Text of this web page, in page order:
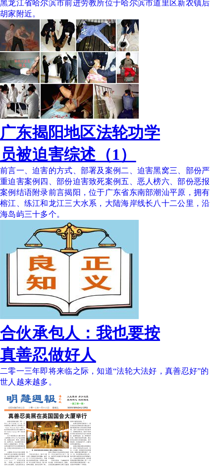
黑龙江省哈尔滨市前进劳教所位于哈尔滨市道里区新农镇后
胡家附近。
广东揭阳地区法轮功学
员被迫害综述（1）
前言一、迫害的方式、部署及案例二、迫害黑窝三、部份严
重迫害案例四、部份迫害致死案例五、恶人榜六、部份恶报
案例结语附录前言揭阳，位于广东省东南部潮汕平原，拥有
榕江、练江和龙江三大水系，大陆海岸线长八十二公里，沿
海岛屿三十多个。
合伙承包人：我也要按
真善忍做好人
二零一三年即将来临之际，知道“法轮大法好，真善忍好”的
世人越来越多。